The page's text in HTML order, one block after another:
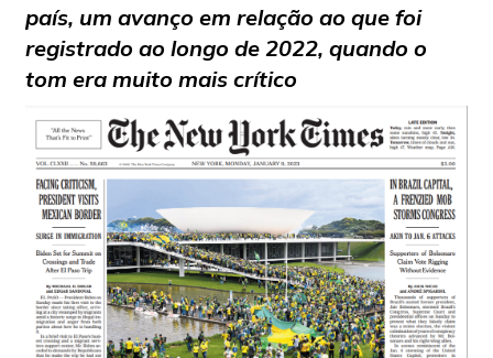
país, um avanço em relação ao que foi
registrado ao longo de 2022, quando o
tom era muito mais crítico